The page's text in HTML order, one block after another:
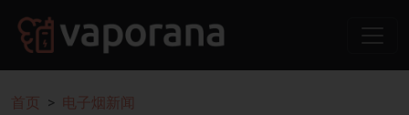
首页 电子烟新闻